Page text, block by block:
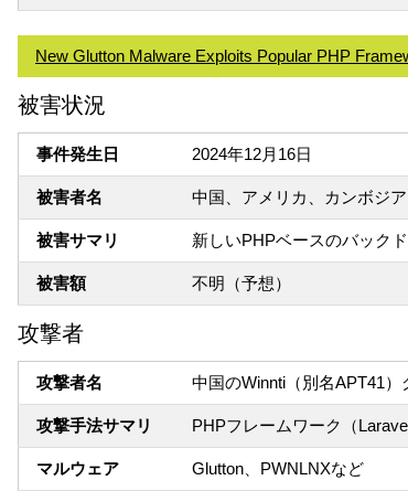
New Glutton Malware Exploits Popular PHP
被害状況
事件発生日 2024年12月16日
被害者名 中国、アメリカ、カンボジ
被害サマリ 新しいPHPベースのバック
被害額 不明（予想）
攻撃者
攻撃者名 中国のWinnti（別名APT41）
攻撃手法サマリ PHPフレームワーク（
マルウェア Glutton、PWNLNXなど